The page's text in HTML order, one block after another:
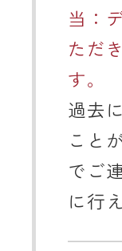
当：
ただ
す。
過去
こと
でご
に行